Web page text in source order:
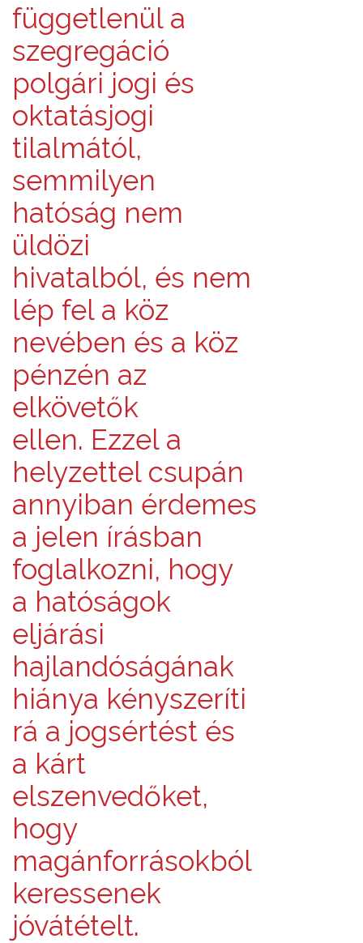
függetlenül a
szegregáció
polgári jogi és
oktatásjogi
tilalmától,
semmilyen
hatóság nem
üldözi
hivatalból, és nem
lép fel a köz
nevében és a köz
pénzén az
elkövetők
ellen. Ezzel a
helyzettel csupán
annyiban érdemes
a jelen írásban
foglalkozni, hogy
a hatóságok
eljárási
hajlandóságának
hiánya kényszeríti
rá a jogsértést és
a kárt
elszenvedőket,
hogy
magánforrásokból
keressenek
jóvátételt.